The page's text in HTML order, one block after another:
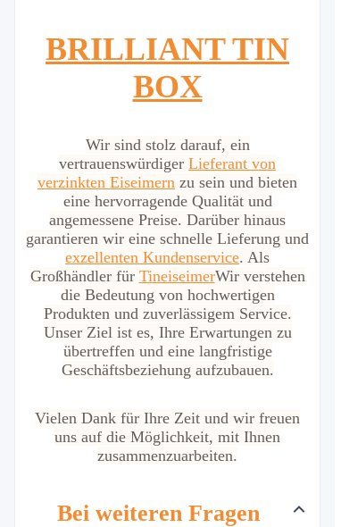
BRILLIANT TIN
BOX
Wir sind stolz darauf, ein
vertrauenswürdiger Lieferant von
verzinkten Eiseimern zu sein und bieten
eine hervorragende Qualität und
angemessene Preise. Darüber hinaus
garantieren wir eine schnelle Lieferung und
exzellenten Kundenservice. Als
Großhändler für TineiseimerWir verstehen
die Bedeutung von hochwertigen
Produkten und zuverlässigem Service.
Unser Ziel ist es, Ihre Erwartungen zu
übertreffen und eine langfristige
Geschäftsbeziehung aufzubauen.
Vielen Dank für Ihre Zeit und wir freuen
uns auf die Möglichkeit, mit Ihnen
zusammenzuarbeiten.
Bei weiteren Fragen